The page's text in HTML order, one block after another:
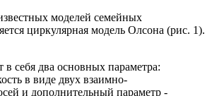
моделей семейных
циркулярная модель Олсона (рис. 1).
в себя два основных параметра:
в виде двух взаимно-
и дополнительный параметр -